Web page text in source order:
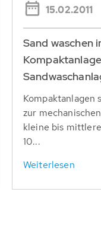
15.02.2011
Sand waschen
Kompaktanlagen
zur
kleine bis
10...
Weiterlesen